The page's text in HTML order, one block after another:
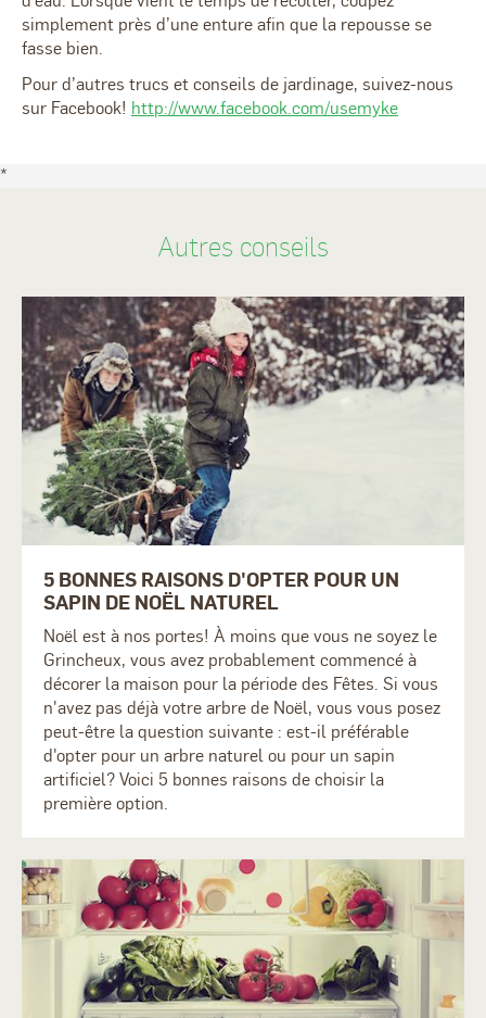
simplement près d’une enture afin que la repousse se
fasse bien.
Pour d’autres trucs et conseils de jardinage, suivez-nous
sur Facebook! http://www.facebook.com/usemyke
*
Autres conseils
5 BONNES RAISONS D'OPTER POUR UN
SAPIN DE NOËL NATUREL
Noël est à nos portes! À moins que vous ne soyez le
Grincheux, vous avez probablement commencé à
décorer la maison pour la période des Fêtes. Si vous
n'avez pas déjà votre arbre de Noël, vous vous posez
peut-être la question suivante : est-il préférable
d'opter pour un arbre naturel ou pour un sapin
artificiel? Voici 5 bonnes raisons de choisir la
première option.